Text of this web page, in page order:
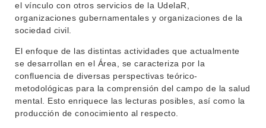
el vínculo con otros servicios de la UdelaR,
organizaciones gubernamentales y organizaciones de la
sociedad civil.
El enfoque de las distintas actividades que actualmente
se desarrollan en el Área, se caracteriza por la
confluencia de diversas perspectivas teórico-
metodológicas para la comprensión del campo de la salud
mental. Esto enriquece las lecturas posibles, así como la
producción de conocimiento al respecto.